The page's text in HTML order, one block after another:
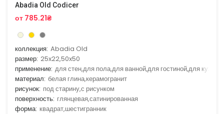
Abadia Old Codicer
от 785.21₴
коллекция: Abadia Old
размер: 25x22,50x50
применение: для стен,для пола,для ванной,для гостиной,для кухни
материал: белая глина,керамогранит
рисунок: под старину,с рисунком
поверхность: глянцевая,сатинированная
форма: квадрат,шестигранник